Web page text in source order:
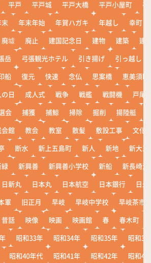
平戸 平戸城 平戸大橋 平戸小屋町
平
年末年始 年賀ハガキ 年越し
幸町
廃墟 廃止 建国記念日 建物 建築
建
岳 弓張観光ホテル 引き揚げ
引っ越し
船 復元 快速 念仏 思案橋
恵美須町
日 成人式 戦争 戦艦 戦闘機
戸尾
会 捕獲 捕鯨 掃除 掘削 揚陸艇
館 教会 教室 散髪 敷設工事
文化
断水 新上五島町 新人 新地
新大工
新興善 新興善小学校 新船
新長崎漁
日新丸 日本丸 日本航空 日本銀行
日
軍 旧正月 早岐 早岐中学校
早岐茶市
昔話 映像 映画 映画館 春 春木町
昭和33年 昭和34年 昭和35年
昭和36
昭和40年代 昭和41年 昭和42年 昭和43